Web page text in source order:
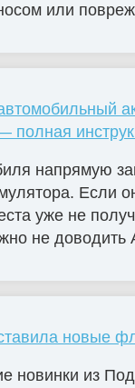
или
полная
напрямую
Если
уже не
не доводить
новые
новинки из